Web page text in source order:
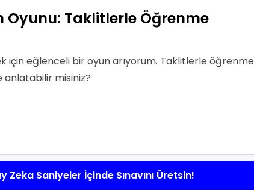
Oyunu: Taklitlerle Öğrenme
için eğlenceli bir oyun arıyorum. Taklitlerle öğrenme
anlatabilir misiniz?
Zeka Saniyeler İçinde Sınavını Üretsin!